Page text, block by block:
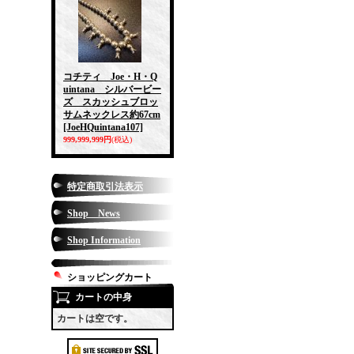
コチティ Joe・H・Q
uintana シルバービー
ズ スカッシュブロッ
サムネックレス約67cm
[JoeHQuintana107]
999,999,999円(税込)
特定商取引法表示
Shop News
Shop Information
ショッピングカート
カートの中身
カートは空です。